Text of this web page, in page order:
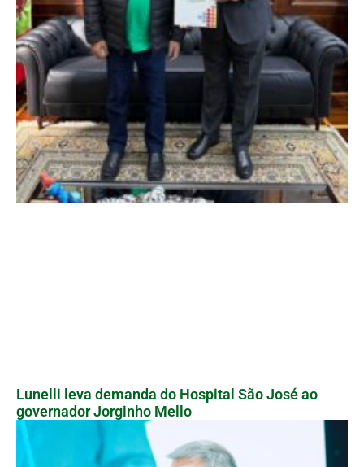
Lunelli leva demanda do Hospital São José ao
governador Jorginho Mello